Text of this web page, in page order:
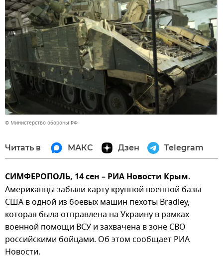
© Министерство обороны РФ
Читать в МАКС Дзен Telegram
СИМФЕРОПОЛЬ, 14 сен – РИА Новости Крым.
Американцы забыли карту крупной военной базы
США в одной из боевых машин пехоты Bradley,
которая была отправлена на Украину в рамках
военной помощи ВСУ и захвачена в зоне СВО
российскими бойцами. Об этом сообщает РИА
Новости.